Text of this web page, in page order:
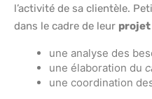
l’activité de sa clientèle.
dans le cadre de leur projet
une analyse des
une élaboration du
une coordination